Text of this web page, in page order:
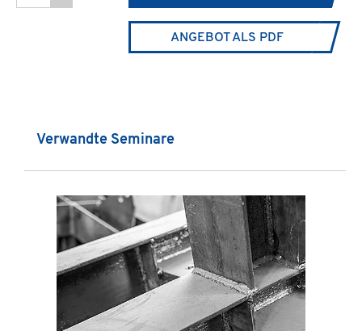
ANGEBOT ALS PDF
Produktgalerie überspringen
Verwandte Seminare